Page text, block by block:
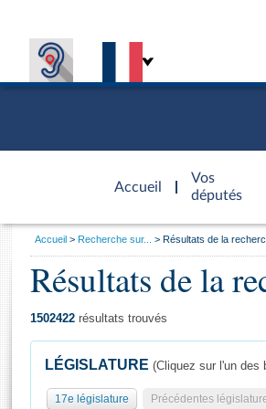
Accueil
d'accueil
Vos
députés
Général
Vous
Accueil Recherche sur... Résultats de la
Résultats de la
1502422 résultats trouvés
LÉGISLATURE (Cliquez sur l'un des
17e législature Précédentes